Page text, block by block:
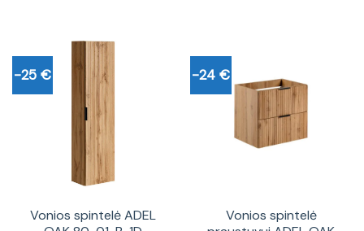
-25 €
Vonios spintelė ADEL
-24 €
Vonios spintelė